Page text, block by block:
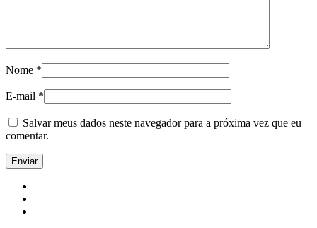
Nome *
E-mail *
Salvar meus dados neste navegador para a próxima vez que eu
comentar.